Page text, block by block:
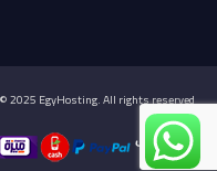
2025 EgyHosting. All rights reserved.